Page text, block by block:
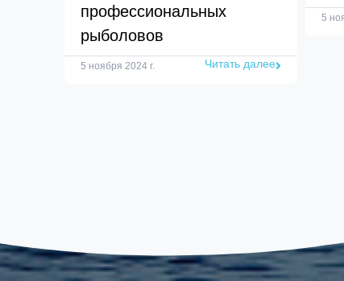
профессиональных
рыболовов
5 ноября 2024 г. Читать далее
5